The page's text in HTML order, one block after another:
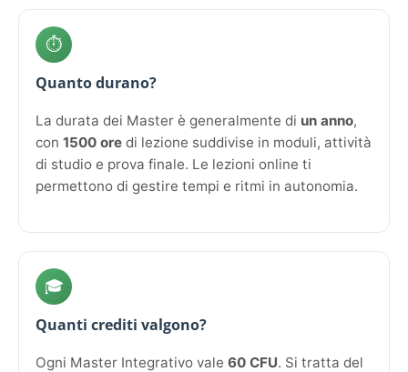
⏱️
Quanto durano?
La durata dei Master è generalmente di un anno,
con 1500 ore di lezione suddivise in moduli, attività
di studio e prova finale. Le lezioni online ti
permettono di gestire tempi e ritmi in autonomia.
🎓
Quanti crediti valgono?
Ogni Master Integrativo vale 60 CFU. Si tratta del